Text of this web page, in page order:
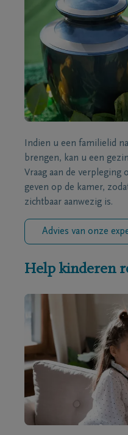
Indien u een familielid
brengen, kan u een
Vraag aan de verpleging
geven op de kamer,
zichtbaar aanwezig is.
Advies van onze
Help kinderen